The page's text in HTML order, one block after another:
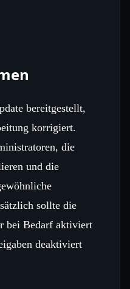
bereitgestellt,
korrigiert.
die
und die
sollte die
bei Bedarf aktiviert
deaktiviert